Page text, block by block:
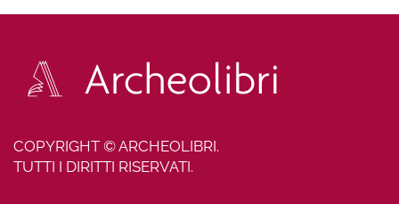
COPYRIGHT © ARCHEOLIBRI.
TUTTI I DIRITTI RISERVATI.